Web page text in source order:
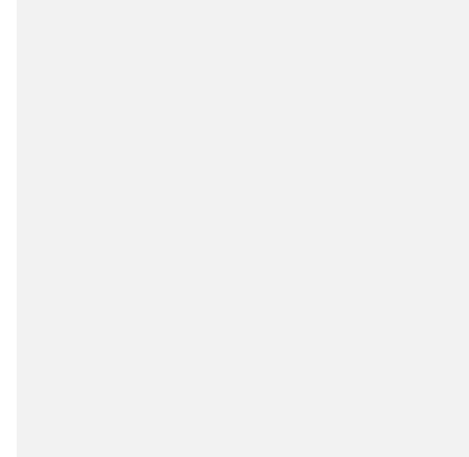
Copyright © 2016. Todos los derechos